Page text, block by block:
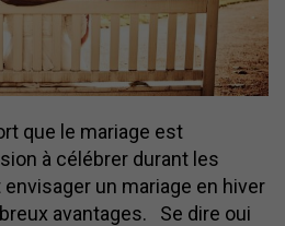
que le mariage est
à célébrer durant les
un mariage en hiver
avantages. Se dire oui